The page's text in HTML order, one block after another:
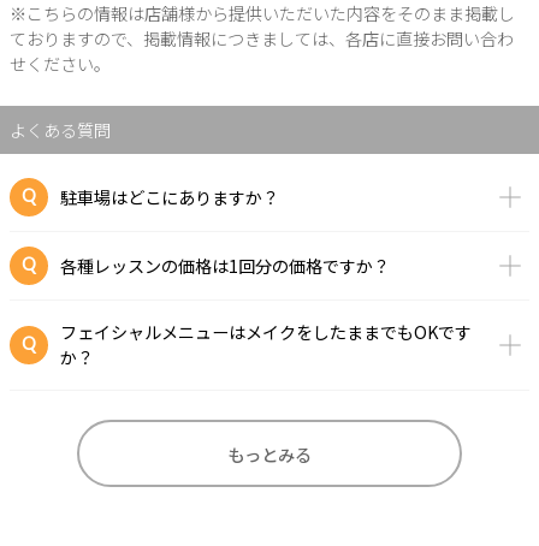
※こちらの情報は店舗様から提供いただいた内容をそのまま掲載し
ておりますので、掲載情報につきましては、各店に直接お問い合わ
せください。
よくある質問
駐車場はどこにありますか？
各種レッスンの価格は1回分の価格ですか？
フェイシャルメニューはメイクをしたままでもOKです
か？
もっとみる